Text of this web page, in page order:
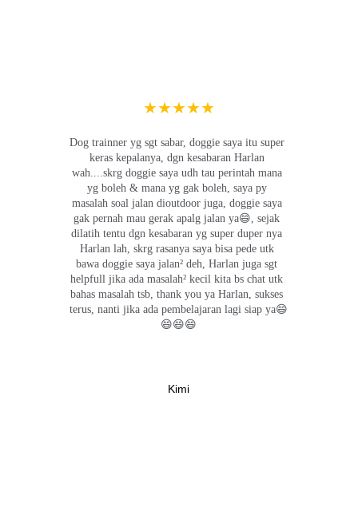
Dog trainner yg sgt sabar, doggie saya itu super
keras kepalanya, dgn kesabaran Harlan
wah....skrg doggie saya udh tau perintah mana
yg boleh & mana yg gak boleh, saya py
masalah soal jalan dioutdoor juga, doggie saya
gak pernah mau gerak apalg jalan ya😄, sejak
dilatih tentu dgn kesabaran yg super duper nya
Harlan lah, skrg rasanya saya bisa pede utk
bawa doggie saya jalan² deh, Harlan juga sgt
helpfull jika ada masalah² kecil kita bs chat utk
bahas masalah tsb, thank you ya Harlan, sukses
terus, nanti jika ada pembelajaran lagi siap ya😄
😄😄😄
Kimi
★★★★★